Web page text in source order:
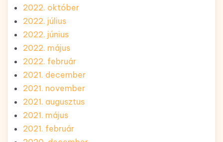
2022. október
2022. július
2022. június
2022. május
2022. február
2021. december
2021. november
2021. augusztus
2021. május
2021. február